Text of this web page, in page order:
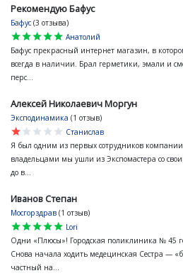
Рекомендую Бафус
Бафус (3 отзыва)
star
star
star
star
star
Анатолий
Бафус прекрасный интернет магазин, в
всегда в наличии. Брал герметики, эмали и
перс...
Алексей Николаевич Моргун
Эксподинамика (1 отзыв)
star
star
star
star
star
Станислав
Я был одним из первых сотрудников компании
владельцами мы ушли из Экспомастера со
до в...
Иванов Степан
Мосгорздрав (1 отзыв)
star
star
star
star
star
Lori
Одни «Плюсы»! Городская поликлиника № 45
Снова начала ходить медецинская Сестра —
частный на...